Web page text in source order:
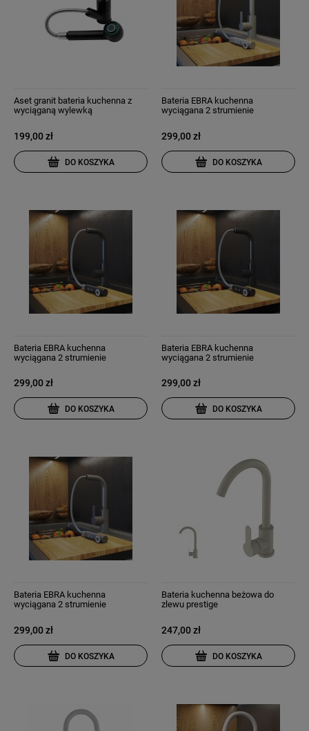
Aset granit bateria kuchenna z
wyciąganą wylewką
199,00 zł
DO KOSZYKA
Bateria EBRA kuchenna
wyciągana 2 strumienie
299,00 zł
DO KOSZYKA
Bateria EBRA kuchenna
wyciągana 2 strumienie
299,00 zł
DO KOSZYKA
Bateria EBRA kuchenna
wyciągana 2 strumienie
nakrapiana
299,00 zł
DO KOSZYKA
Bateria EBRA kuchenna
wyciągana 2 strumienie
299,00 zł
DO KOSZYKA
Bateria kuchenna beżowa do
zlewu prestige
247,00 zł
DO KOSZYKA